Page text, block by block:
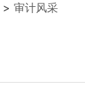
> 审计风采